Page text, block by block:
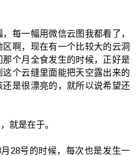
每一幅用微信云图我都看了，
啊，现在有一个比较大的云洞
个月全食发生的时候，正好是
个云缝里面能把天空露出来的
是很漂亮的，就所以说希望还
就是在于。
28号的时候，每次也是发生一